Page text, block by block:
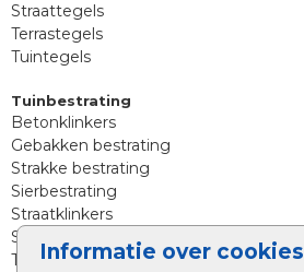
Informatie over cookies
Straattegels
Terrastegels
Tuintegels
Tuinbestrating
Betonklinkers
Gebakken bestrating
Strakke bestrating
Sierbestrating
Straatklinkers
Straatstenen
Trommelstenen